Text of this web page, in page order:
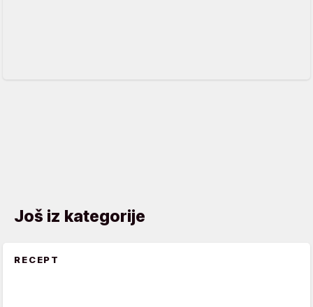
Još iz kategorije
RECEPT